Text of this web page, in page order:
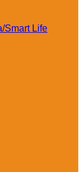
Smart Life